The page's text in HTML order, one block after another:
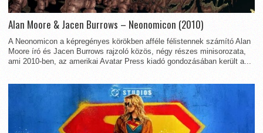
Alan Moore & Jacen Burrows – Neonomicon (2010)
A Neonomicon a képregényes körökben afféle félistennek számító Alan
Moore író és Jacen Burrows rajzoló közös, négy részes minisorozata,
ami 2010-ben, az amerikai Avatar Press kiadó gondozásában került a...